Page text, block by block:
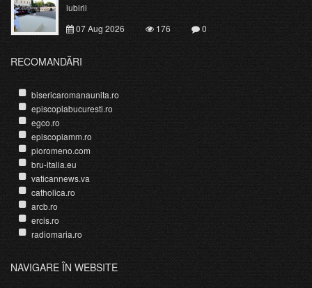
iubirii
07 Aug 2026
176 0
RECOMANDĂRI
bisericaromanaunita.ro
episcopiabucuresti.ro
egco.ro
episcopiamm.ro
pioromeno.com
bru-italia.eu
vaticannews.va
catholica.ro
arcb.ro
ercis.ro
radiomaria.ro
NAVIGARE ÎN WEBSITE